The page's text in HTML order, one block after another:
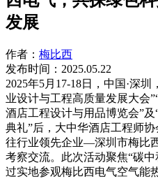
发展
作者： 梅比西
发布时间：2025.05.22
2025年5月17-18日，中国·深
业设计与工程高质量发展大会
酒店工程设计与用品博览会”
典礼”后，大中华酒店工程师
往行业领先企业—深圳市梅比
考察交流。此次活动聚焦“碳
过实地参观梅比西电气空气能